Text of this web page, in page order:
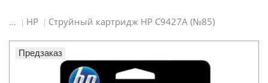
... HP Струйный картридж HP C9427A (№85)
Предзаказ